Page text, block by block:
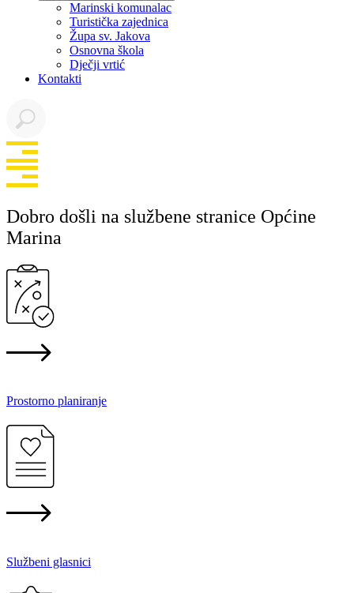
Marinski komunalac
Turistička zajednica
Župa sv. Jakova
Osnovna škola
Dječji vrtić
Kontakti
Dobro došli na službene stranice Općine
Marina
Prostorno planiranje
Službeni glasnici